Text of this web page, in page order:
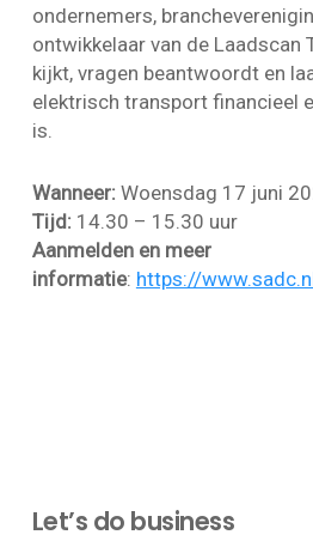
ondernemers,
ontwikkelaar van de Laadscan
kijkt, vragen beantwoordt en
elektrisch transport financieel
is.
Wanneer: Woensdag 17 juni
Tijd: 14.30 – 15.30 uur
Aanmelden en meer
informatie: https://
Let’s do business